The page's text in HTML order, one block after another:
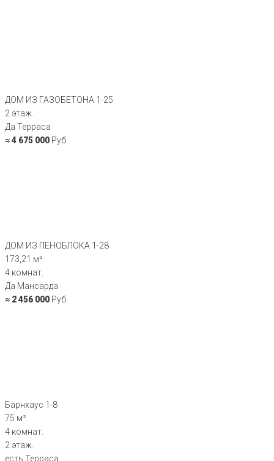
ДОМ ИЗ ГАЗОБЕТОНА 1-25
2 этаж.
Да Терраса
≈ 4 675 000 Руб
ДОМ ИЗ ПЕНОБЛОКА 1-28
173,21 м²
4 комнат.
Да Мансарда
≈ 2 456 000 Руб
Барнхаус 1-8
75 м²
4 комнат.
2 этаж.
есть Терраса